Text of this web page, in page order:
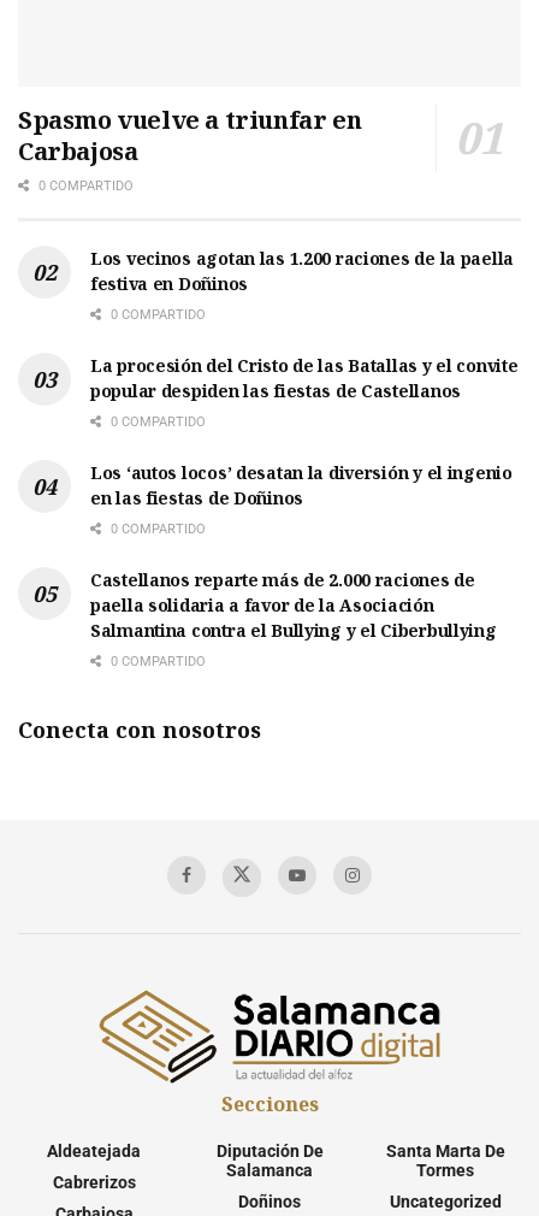
Spasmo vuelve a triunfar en
Carbajosa
0 COMPARTIDO
Los vecinos agotan las 1.200 raciones de la paella
festiva en Doñinos
0 COMPARTIDO
La procesión del Cristo de las Batallas y el convite
popular despiden las fiestas de Castellanos
0 COMPARTIDO
Los ‘autos locos’ desatan la diversión y el ingenio
en las fiestas de Doñinos
0 COMPARTIDO
Castellanos reparte más de 2.000 raciones de
paella solidaria a favor de la Asociación
Salmantina contra el Bullying y el Ciberbullying
0 COMPARTIDO
Conecta con nosotros
Secciones
Aldeatejada
Cabrerizos
Diputación De
Salamanca
Doñinos
Santa Marta De
Tormes
Uncategorized